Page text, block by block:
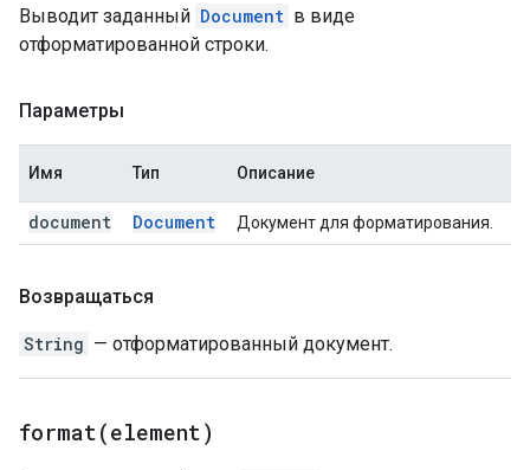
Выводит заданный Document в виде
отформатированной строки.
Параметры
Имя Тип Описание
document Document Документ для форматирования.
Возвращаться
String — отформатированный документ.
format(element)